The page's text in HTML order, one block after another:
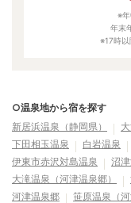
※年
年末
※17時以
○温泉地から宿を探す
新居浜温泉（静岡県）
下田相玉温泉
白岩温泉
伊東市赤沢対島温泉
沼
大滝温泉（河津温泉郷）
河津温泉郷
笹原温泉（河